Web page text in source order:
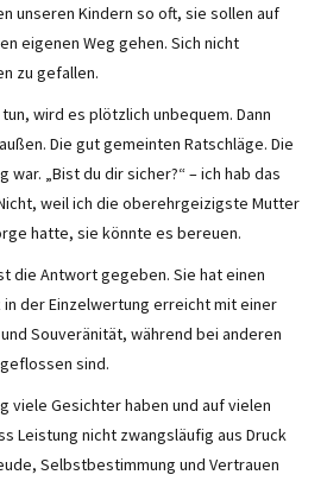
unseren Kindern so oft, sie sollen auf
eigenen Weg gehen. Sich nicht
zu gefallen.
wird es plötzlich unbequem. Dann
Die gut gemeinten Ratschläge. Die
war. „Bist du dir sicher?“ – ich hab das
weil ich die oberehrgeizigste Mutter
hatte, sie könnte es bereuen.
die Antwort gegeben. Sie hat einen
der Einzelwertung erreicht mit einer
Souveränität, während bei anderen
sind.
viele Gesichter haben und auf vielen
Leistung nicht zwangsläufig aus Druck
Selbstbestimmung und Vertrauen